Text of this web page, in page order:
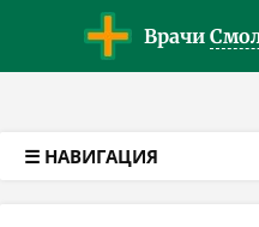
Врачи
☰ НАВИГАЦИЯ